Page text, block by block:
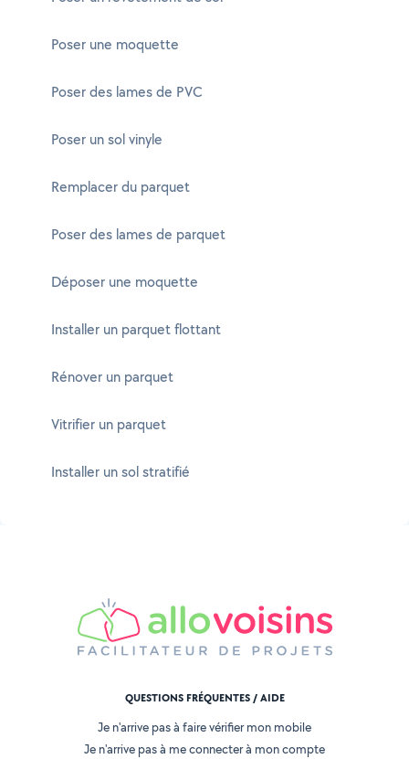
Poser une moquette
Poser des lames de PVC
Poser un sol vinyle
Remplacer du parquet
Poser des lames de parquet
Déposer une moquette
Installer un parquet flottant
Rénover un parquet
Vitrifier un parquet
Installer un sol stratifié
QUESTIONS FRÉQUENTES / AIDE
Je n'arrive pas à faire vérifier mon mobile
Je n'arrive pas à me connecter à mon compte